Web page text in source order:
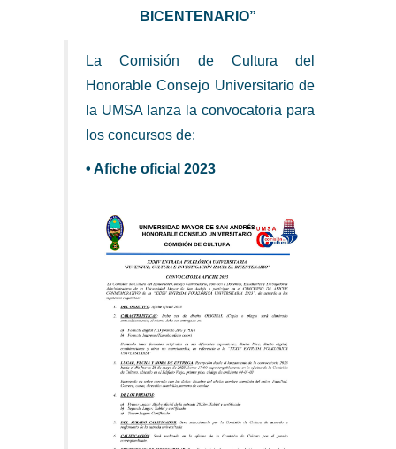
BICENTENARIO”
La Comisión de Cultura del
Honorable Consejo Universitario de
la UMSA lanza la convocatoria para
los concursos de:
• Afiche oficial 2023